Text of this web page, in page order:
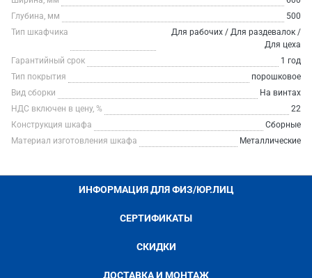
Глубина, мм
500
Тип шкафчика
Для рабочих / Для раздевалок /
Для цеха
Гарантийный срок
1 год
Тип покрытия
порошковое
Вид сборки
На винтах
НДС включен в цену, %
22
Конструкция шкафа
Сборные
Материал изготовления шкафа
Металлические
ИНФОРМАЦИЯ ДЛЯ ФИЗ/ЮР.ЛИЦ
СЕРТИФИКАТЫ
СКИДКИ
ДОСТАВКА И МОНТАЖ